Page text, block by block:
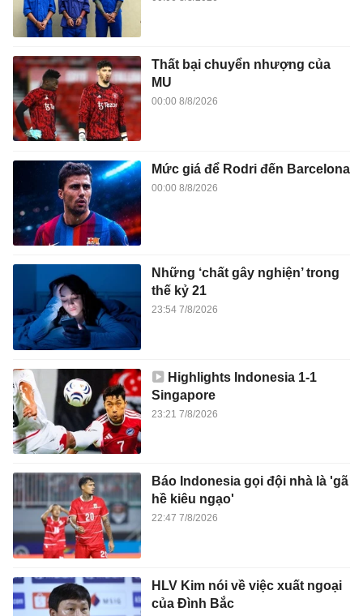
Thất bại chuyển nhượng của
MU
00:00 8/8/2026
Mức giá để Rodri đến Barcelona
00:00 8/8/2026
Những ‘chất gây nghiện’ trong
thế kỷ 21
23:54 7/8/2026
Highlights Indonesia 1-1
Singapore
23:21 7/8/2026
Báo Indonesia gọi đội nhà là 'gã
hề kiêu ngạo'
22:47 7/8/2026
HLV Kim nói về việc xuất ngoại
của Đình Bắc